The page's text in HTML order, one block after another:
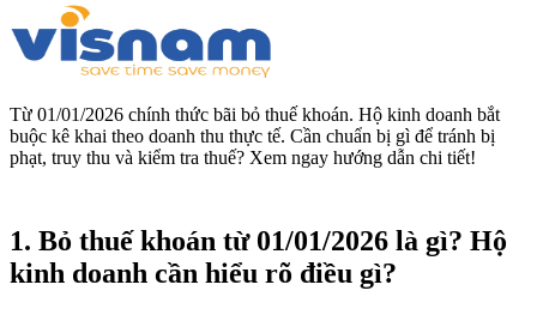
Từ 01/01/2026 chính thức bãi bỏ thuế khoán. Hộ kinh doanh bắt
buộc kê khai theo doanh thu thực tế. Cần chuẩn bị gì để tránh bị
phạt, truy thu và kiểm tra thuế? Xem ngay hướng dẫn chi tiết!
1. Bỏ thuế khoán từ 01/01/2026 là gì? Hộ
kinh doanh cần hiểu rõ điều gì?